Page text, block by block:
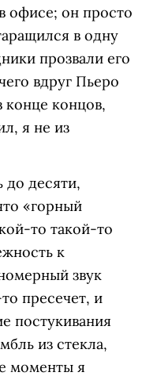
офисе; он просто
в одну
прозвали его
вдруг Пьеро
конце концов,
я не из
до десяти,
«горный
то такой-то
к
звук
пресечет, и
постукивания
из стекла,
моменты я